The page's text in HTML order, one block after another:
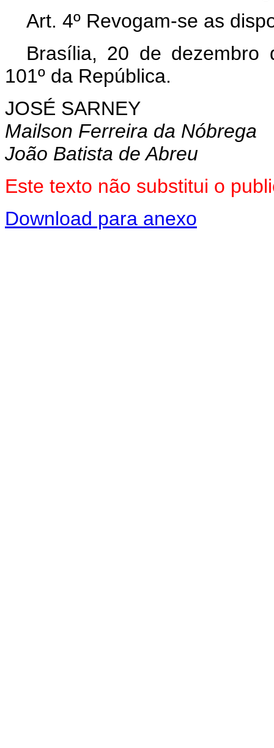
Art. 4º Revogam-se as
Brasília, 20 de dezembro
101º da República.
JOSÉ SARNEY
Mailson Ferreira da Nóbrega
João Batista de Abreu
Este texto não substitui o
Download para anexo